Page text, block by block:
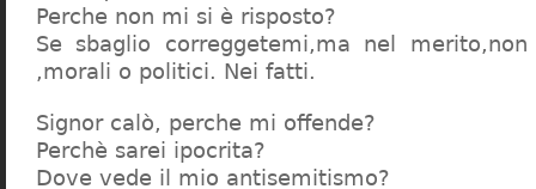
Perche non mi si è risposto?
Se sbaglio correggetemi,ma nel
,morali o politici. Nei fatti.
Signor calò, perche mi offende?
Perchè sarei ipocrita?
Dove vede il mio antisemitismo?